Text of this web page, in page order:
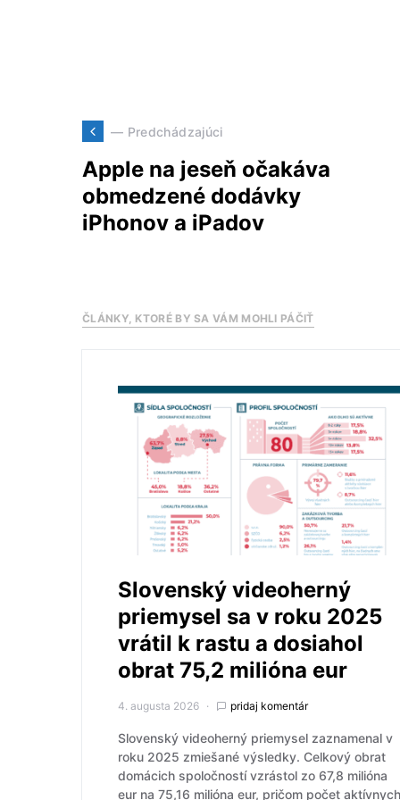
— Predchádzajúci
Apple na jeseň očakáva
obmedzené dodávky
iPhonov a iPadov
ČLÁNKY, KTORÉ BY SA VÁM MOHLI PÁČIŤ
Slovenský videoherný
priemysel sa v roku 2025
vrátil k rastu a dosiahol
obrat 75,2 milióna eur
4. augusta 2026 pridaj komentár
Slovenský videoherný priemysel zaznamenal v
roku 2025 zmiešané výsledky. Celkový obrat
domácich spoločností vzrástol zo 67,8 milióna
eur na 75,16 milióna eur, pričom počet aktívnych